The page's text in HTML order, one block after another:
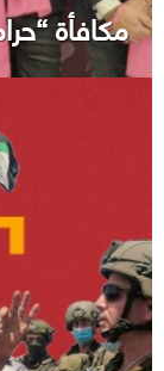
مكافأة